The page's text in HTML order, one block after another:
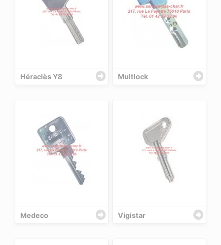
Héraclès Y8 Multlock
Medeco Vigistar